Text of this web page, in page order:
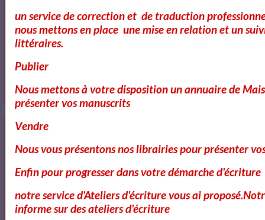
Annuaire des Chroniqueurs
littéraires
un service de correction et de traduction
nous mettons en place une mise en relation et un
littéraires.
Publier
Nous mettons à votre disposition un annuaire de
présenter vos manuscrits
Vendre
Nous vous présentons nos librairies pour présenter
Enfin pour progresser dans votre démarche d'écriture
notre service d'Ateliers d'écriture vous ai
informe sur des ateliers d'écriture